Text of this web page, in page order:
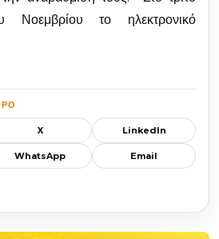
Νοεμβρίου το ηλεκτρονικό
X LinkedIn
WhatsApp Email